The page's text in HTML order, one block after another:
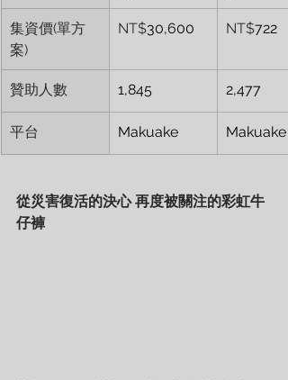
集資價(單方
案)
NT$30,600 NT$722
贊助人數 1,845 2,477
平台 Makuake Makuake
從災害復活的決心 再度被關注的彩虹牛
仔褲